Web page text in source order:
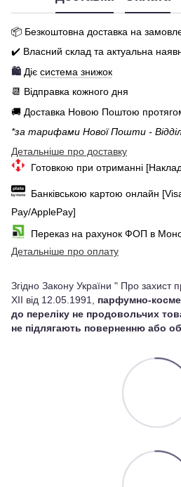
📦 Безкоштовна доставка на
✔️ Власний склад та актуальна
🛍️ Діє система знижок
📆 Відправка кожного дня
🚚 Доставка Новою Поштою
*за тарифами Нової Пошти -
Детальніше про доставку
Готовкою при отриманні
Банківською картою онлайн
Pay/ApplePay]
Переказ на рахунок ФОП в
Детальніше про оплату
Згідно Закону України " Про захист
XII від 12.05.1991, парфумно-
до переліку не продовольчих
не підлягають поверненню або